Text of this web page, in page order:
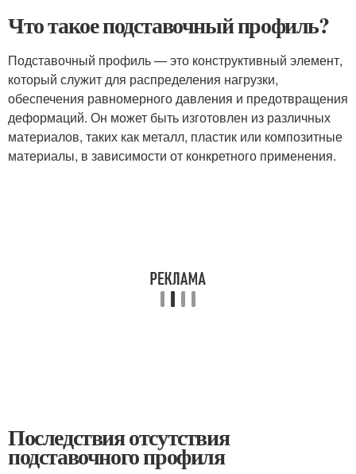
Что такое подставочный профиль?
Подставочный профиль — это конструктивный элемент,
который служит для распределения нагрузки,
обеспечения равномерного давления и предотвращения
деформаций. Он может быть изготовлен из различных
материалов, таких как металл, пластик или композитные
материалы, в зависимости от конкретного применения.
Последствия отсутствия
подставочного профиля